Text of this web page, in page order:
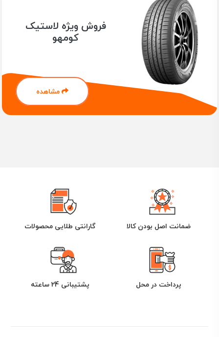
فروش ویژه لاستیک
کومهو
مشاهده
ضمانت اصل بودن کالا گارانتی طلایی محصولات
پرداخت در محل پشتیبانی 24 ساعته